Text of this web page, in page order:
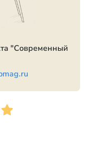
"Современный